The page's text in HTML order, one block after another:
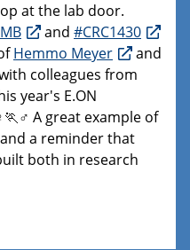
at the lab door.
and #CRC1430
Hemmo Meyer
and
colleagues from
year's E.ON
A great example of
a reminder that
both in research